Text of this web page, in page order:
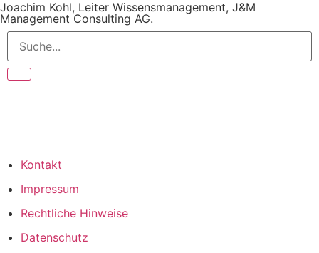
Joachim Kohl, Leiter Wissensmanagement, J&M
Management Consulting AG.
Kontakt
Impressum
Rechtliche Hinweise
Datenschutz